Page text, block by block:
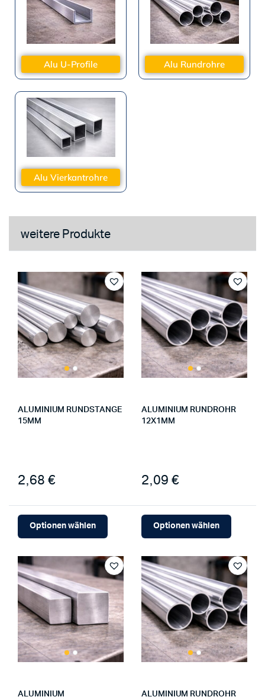
Alu U-Profile Alu Rundrohre
Alu Vierkantrohre
weitere Produkte
ALUMINIUM RUNDSTANGE
15MM
2,68 €
Optionen wählen
ALUMINIUM RUNDROHR
12X1MM
2,09 €
Optionen wählen
ALUMINIUM
ALUMINIUM RUNDROHR